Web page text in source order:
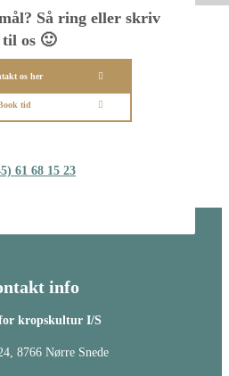
Så ring eller skriv
til os 🙂
os her
tid
61 68 15 23
info
kropskultur I/S
8766 Nørre Snede